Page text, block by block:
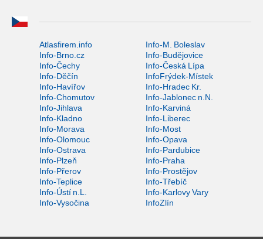
Atlasfirem.info
Info-M. Boleslav
Info-Brno.cz
Info-Budějovice
Info-Čechy
Info-Česká Lípa
Info-Děčín
InfoFrýdek-Místek
Info-Havířov
Info-Hradec Kr.
Info-Chomutov
Info-Jablonec n.N.
Info-Jihlava
Info-Karviná
Info-Kladno
Info-Liberec
Info-Morava
Info-Most
Info-Olomouc
Info-Opava
Info-Ostrava
Info-Pardubice
Info-Plzeň
Info-Praha
Info-Přerov
Info-Prostějov
Info-Teplice
Info-Třebíč
Info-Ústí n.L.
Info-Karlovy Vary
Info-Vysočina
InfoZlín